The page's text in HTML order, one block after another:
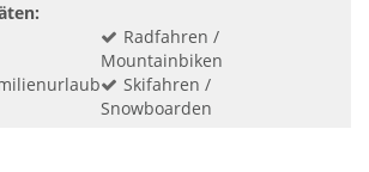
Radfahren /
Mountainbiken
Skifahren /
Snowboarden